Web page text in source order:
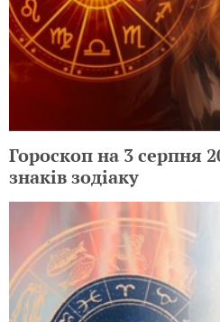
Гороскоп на 3 серпня
знаків зодіаку